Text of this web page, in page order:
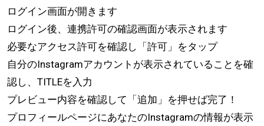
ログイン画面が開きます
ログイン後、連携許可の確認画面が表示されます
必要なアクセス許可を確認し「許可」をタップ
自分のInstagramアカウントが表示されていることを確
認し、TITLEを入力
プレビュー内容を確認して「追加」を押せば完了！
プロフィールページにあなたのInstagramの情報が表示